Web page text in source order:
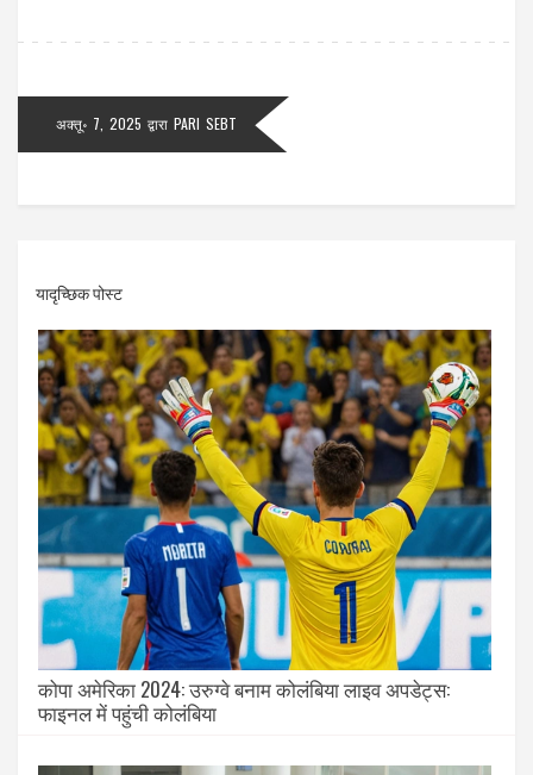
अक्तू॰ 7, 2025 द्वारा PARI SEBT
यादृच्छिक पोस्ट
कोपा अमेरिका 2024: उरुग्वे बनाम कोलंबिया लाइव अपडेट्स:
फाइनल में पहुंची कोलंबिया